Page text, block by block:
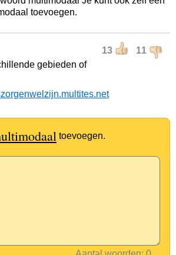
toevoegen.
13 11
gebieden of
toevoegen.